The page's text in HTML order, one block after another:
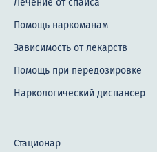
Лечение от спайса
Помощь наркоманам
Зависимость от лекарств
Помощь при передозировке
Наркологический диспансер
Стационар